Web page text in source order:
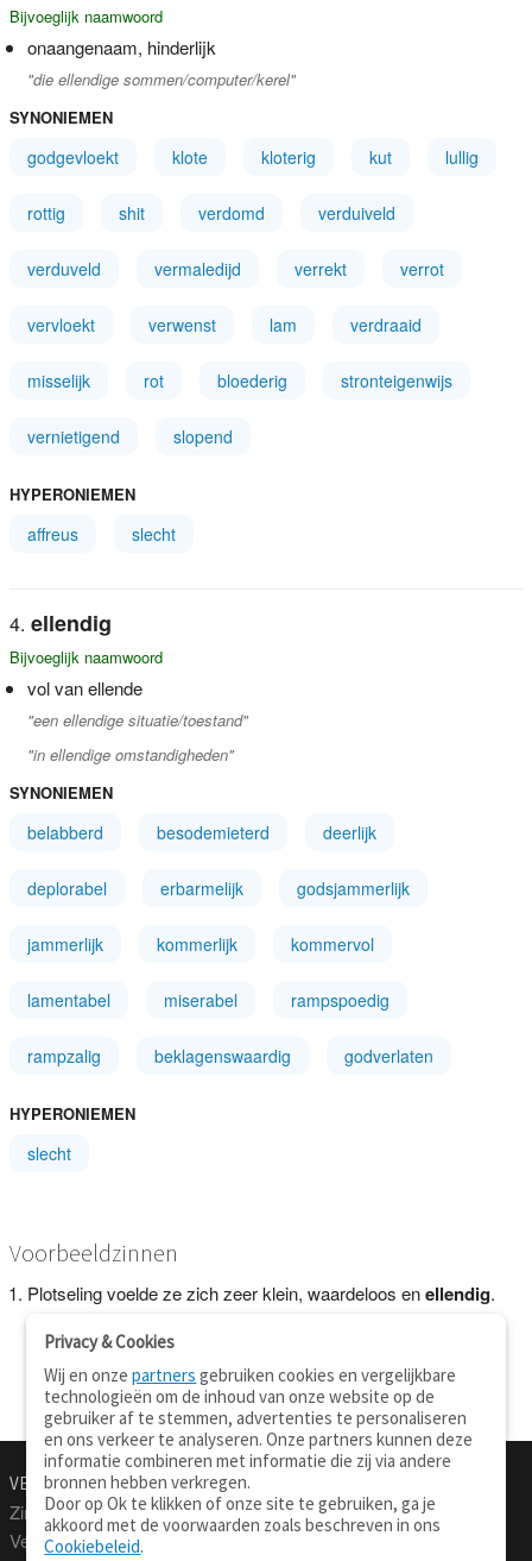
Bijvoeglijk naamwoord
onaangenaam, hinderlijk
"die ellendige sommen/computer/kerel"
SYNONIEMEN
godgevloekt klote kloterig kut lullig
rottig shit verdomd verduiveld
verduveld vermaledijd verrekt verrot
vervloekt verwenst lam verdraaid
misselijk rot bloederig stronteigenwijs
vernietigend slopend
HYPERONIEMEN
affreus slecht
ellendig
Bijvoeglijk naamwoord
vol van ellende
"een ellendige situatie/toestand"
"in ellendige omstandigheden"
SYNONIEMEN
belabberd besodemieterd deerlijk
deplorabel erbarmelijk godsjammerlijk
jammerlijk kommerlijk kommervol
lamentabel miserabel rampspoedig
rampzalig beklagenswaardig godverlaten
HYPERONIEMEN
slecht
Voorbeeldzinnen
Plotseling voelde ze zich zeer klein, waardeloos enellendig.
VERTALEN.NU
Zinnen vertalen
Verklarend woordenboek
Over deze site
Privacy & Cookies
Wij en onzepartners gebruiken cookies en vergelijkbare
technologieën om de inhoud van onze website op de
gebruiker af te stemmen, advertenties te personaliseren
en ons verkeer te analyseren. Onze partners kunnen deze
informatie combineren met informatie die zij via andere
bronnen hebben verkregen.
Door op Ok te klikken of onze site te gebruiken, ga je
akkoord met de voorwaarden zoals beschreven in ons
Cookiebeleid.